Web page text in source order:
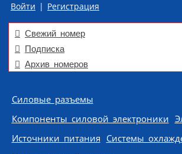
Войти | Регистрация
Свежий номер
Подписка
Архив номеров
Skip to content
Силовые разъемы
Компоненты силовой электроники
Источники питания Системы